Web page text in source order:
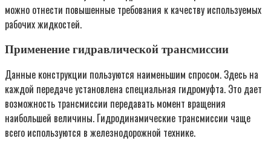
можно отнести повышенные требования к качеству используемых
рабочих жидкостей.
Применение гидравлической трансмиссии
Данные конструкции пользуются наименьшим спросом. Здесь на
каждой передаче установлена специальная гидромуфта. Это дает
возможность трансмиссии передавать момент вращения
наибольшей величины. Гидродинамические трансмиссии чаще
всего используются в железнодорожной технике.